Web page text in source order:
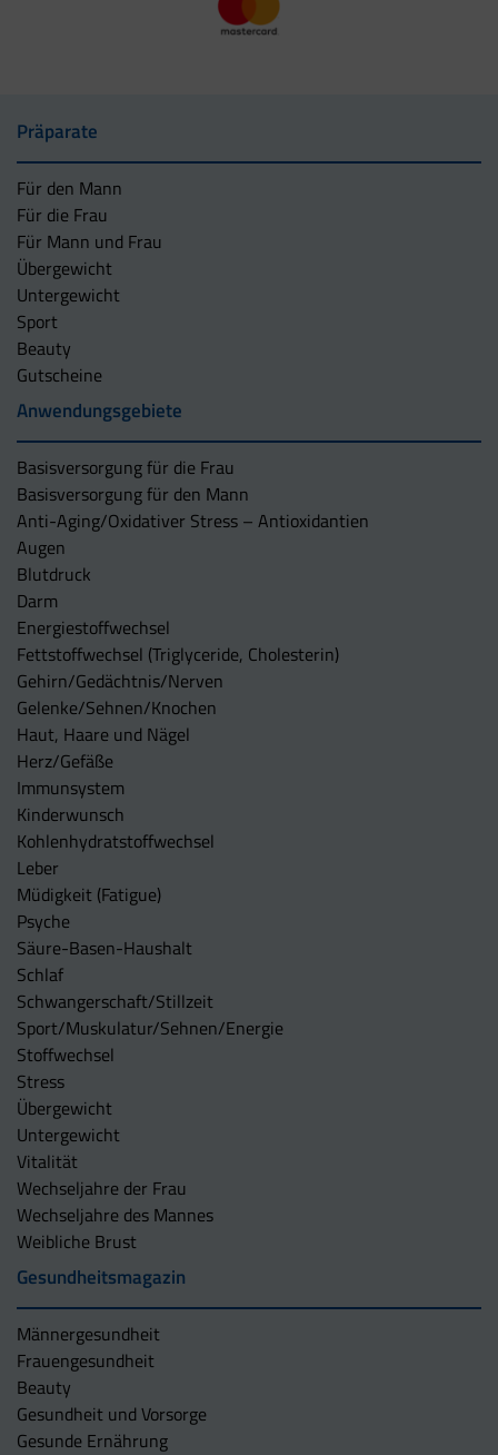
Präparate
Für den Mann
Für die Frau
Für Mann und Frau
Übergewicht
Untergewicht
Sport
Beauty
Gutscheine
Anwendungsgebiete
Basisversorgung für die Frau
Basisversorgung für den Mann
Anti-Aging/Oxidativer Stress – Antioxidantien
Augen
Blutdruck
Darm
Energiestoffwechsel
Fettstoffwechsel (Triglyceride, Cholesterin)
Gehirn/Gedächtnis/Nerven
Gelenke/Sehnen/Knochen
Haut, Haare und Nägel
Herz/Gefäße
Immunsystem
Kinderwunsch
Kohlenhydratstoffwechsel
Leber
Müdigkeit (Fatigue)
Psyche
Säure-Basen-Haushalt
Schlaf
Schwangerschaft/Stillzeit
Sport/Muskulatur/Sehnen/Energie
Stoffwechsel
Stress
Übergewicht
Untergewicht
Vitalität
Wechseljahre der Frau
Wechseljahre des Mannes
Weibliche Brust
Gesundheitsmagazin
Männergesundheit
Frauengesundheit
Beauty
Gesundheit und Vorsorge
Gesunde Ernährung